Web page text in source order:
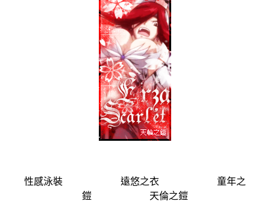
性感泳裝 遠悠之衣 童年之
鎧 天倫之鎧